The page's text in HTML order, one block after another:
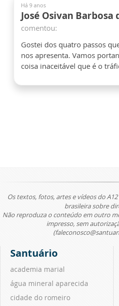
Há 9 anos
José Osivan Barbosa
comentou:
Gostei dos quatro passos
nos apresenta. Vamos
coisa inaceitável que é o
Os textos, fotos, artes e vídeos do
brasileira sobre
Não reproduza o conteúdo em outro
impresso, sem
Santuário
academia marial
água mineral aparecida
cidade do romeiro